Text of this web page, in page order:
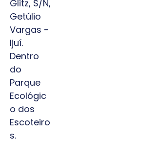
Glitz, S/N,
Getúlio
Vargas -
Ijuí.
Dentro
do
Parque
Ecológic
o dos
Escoteiro
s.